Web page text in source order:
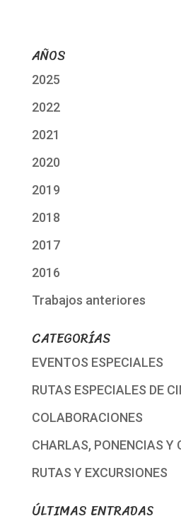
AÑOS
2025
2022
2021
2020
2019
2018
2017
2016
Trabajos anteriores
CATEGORÍAS
EVENTOS ESPECIALES
RUTAS ESPECIALES DE
COLABORACIONES
CHARLAS, PONENCIAS Y
RUTAS Y EXCURSIONES
ÚLTIMAS ENTRADAS